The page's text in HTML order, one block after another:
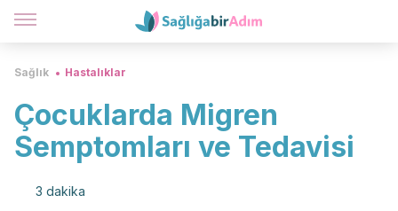
Sağlık Hastalıklar
Çocuklarda Migren
Semptomları ve Tedavisi
3 dakika